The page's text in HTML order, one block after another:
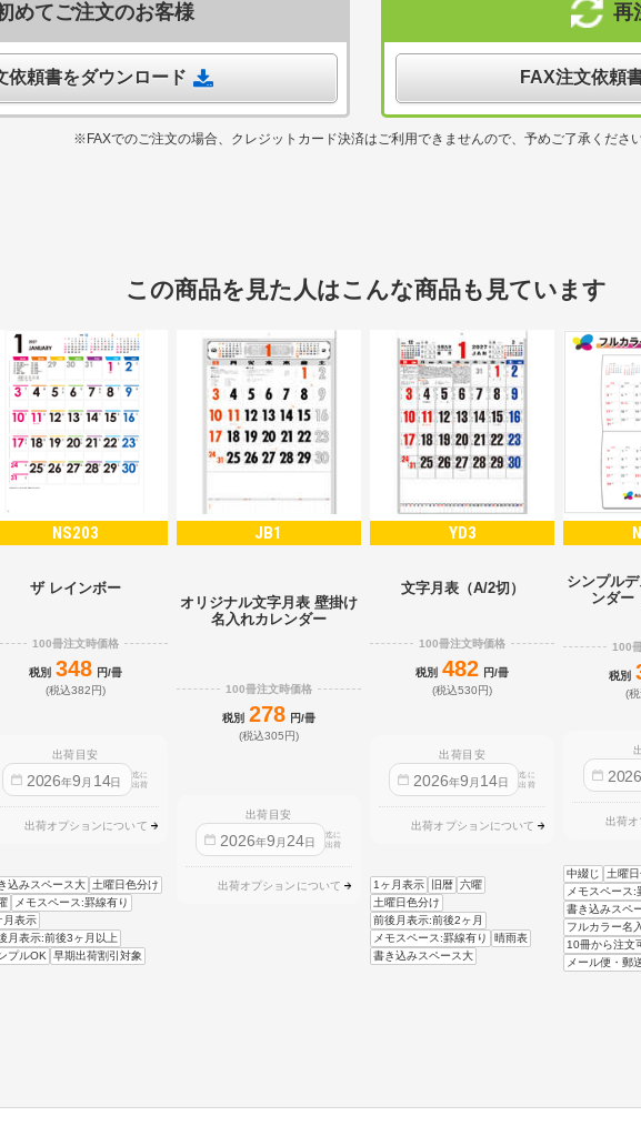
めてご注文のお客様
依頼書をダウンロード
再
FAX注文依頼
※FAXでのご注文の場合、クレジットカード決済はご利用できませんので、予めご了承ください
この商品を見た人はこんな商品も見ています
NS203
ザ レインボー
100冊注文時価格
税別 348 円/冊
(税込382円)
出荷目安
2026年9 月 14日
迄に
出荷
出荷オプションについて
込みスペース大
土曜日色分け
メモスペース:罫線有り
月表示
月表示:前後3ヶ月以上
プルOK
早期出荷割引対象
JB1
オリジナル文字月表 壁掛け
名入れカレンダー
100冊注文時価格
税別 278 円/冊
(税込305円)
出荷目安
2026年9 月 24日
迄に
出荷
出荷オプションについて
YD3
文字月表（A/2切）
100冊注文時価格
税別 482 円/冊
(税込530円)
出荷目安
2026年9 月 14日
迄に
出荷
出荷オプションについて
1ヶ月表示 旧暦 六曜
土曜日色分け
前後月表示:前後2ヶ月
メモスペース:罫線有り
晴雨表
書き込みスペース大
シンプル
ンダー
100
税別
(
出荷オ
中綴じ
土曜
メモスペース:
書き込みスペ
フルカラー名
10冊から注文
メール便・郵